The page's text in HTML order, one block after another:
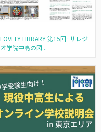
LOVELY LIBRARY 第15回·サレジ
オ学院中高の図...